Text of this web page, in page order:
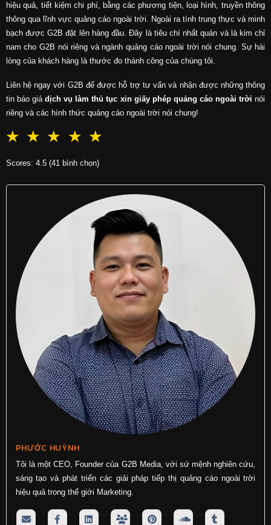
hiệu quả, tiết kiệm chi phí, bằng các phương tiện, loại hình, truyền thông
thông qua lĩnh vực quảng cáo ngoài trời. Ngoài ra tính trung thực và minh
bạch được G2B đặt lên hàng đầu. Đây là tiêu chí nhất quán và là kim chỉ
nam cho G2B nói riêng và ngành quảng cáo ngoài trời nói chung. Sự hài
lòng của khách hàng là thước đo thành công của chúng tôi.
Liên hệ ngay với G2B để được hỗ trợ tư vấn và nhận được những thông
tin báo giádịch vụ làm thủ tục xin giấy phép quảng cáo ngoài trời nói
riêng và các hình thức quảng cáo ngoài trời nói chung!
☆
☆
☆
☆
☆
Scores: 4.5 (41 bình chọn)
PHƯỚC HUỲNH
Tôi là một CEO, Founder của G2B Media, với sứ mệnh nghiên cứu,
sáng tạo và phát triển các giải pháp tiếp thị quảng cáo ngoài trời
hiệu quả trong thế giới Marketing.